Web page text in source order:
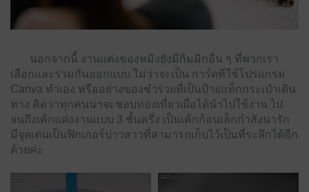
นอกจากนี้ งานแต่งของหมิงยังมีกิมมิกอื่น ๆ ที่พวกเรา
เลือกและร่วมกันออกแบบ ไม่ว่าจะเป็น การ์ดที่ใช้โปรแกรม
Canva ทำเอง หรืออย่างของชำร่วยที่เป็นป้ายแท็กกระเป๋าเดิน
ทาง คิดว่าทุกคนน่าจะชอบท่องเที่ยวเผื่อได้นำไปใช้งาน ไป
จนถึงเค้กแต่งงานแบบ 3 ชั้นครึ่ง เป็นเค้กก้อนเล็กกำลังน่ารัก
มีจุดเด่นเป็นฟิกเกอร์บ่าวสาวที่สามารถเก็บไว้เป็นที่ระลึกได้อีก
ด้วยค่ะ